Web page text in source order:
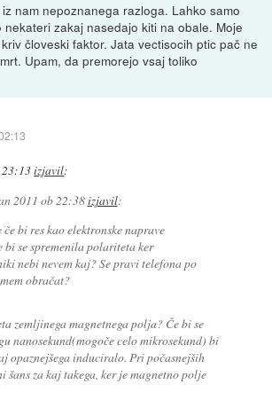
nam nepoznanega razloga. Lahko samo
zakaj nasedajo kiti na obale. Moje
človeski faktor. Jata vectisocih ptic pač ne
Upam, da premorejo vsaj toliko
23:13izjavil:
2011 ob 22:38izjavil:
če bi res kao elektronske naprave
bi se spremenila polariteta ker
nebi nevem kaj? Se pravi telefona po
obračat?
zemljinega magnetnega polja? Če bi se
nanosekund(mogoče celo mikrosekund) bi
opaznejšega induciralo. Pri počasnejših
šans za kaj takega, ker je magnetno polje